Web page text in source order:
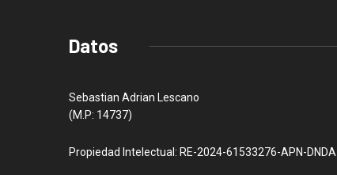
Datos
Sebastian Adrian Lescano
(M.P: 14737)
Propiedad Intelectual: RE-2024-61533276-APN-